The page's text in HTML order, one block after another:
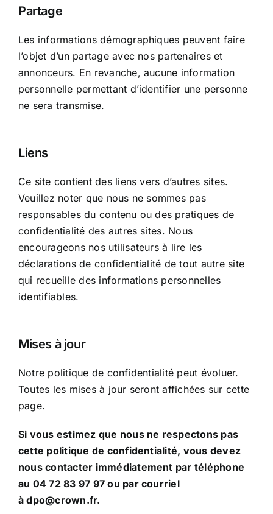
Partage
Les informations démographiques peuvent faire
l’objet d’un partage avec nos partenaires et
annonceurs. En revanche, aucune information
personnelle permettant d’identifier une personne
ne sera transmise.
Liens
Ce site contient des liens vers d’autres sites.
Veuillez noter que nous ne sommes pas
responsables du contenu ou des pratiques de
confidentialité des autres sites. Nous
encourageons nos utilisateurs à lire les
déclarations de confidentialité de tout autre site
qui recueille des informations personnelles
identifiables.
Mises à jour
Notre politique de confidentialité peut évoluer.
Toutes les mises à jour seront affichées sur cette
page.
Si vous estimez que nous ne respectons pas
cette politique de confidentialité, vous devez
nous contacter immédiatement par téléphone
au 04 72 83 97 97 ou par courriel
àdpo@crown.fr.